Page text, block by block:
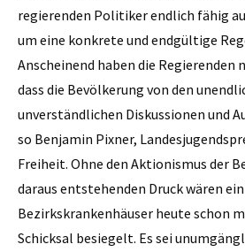
regierenden Politiker endlich fähig
um eine konkrete und endgültige
Anscheinend haben die
dass die Bevölkerung von den
unverständlichen Diskussionen und
so Benjamin Pixner,
Freiheit. Ohne den Aktionismus der
daraus entstehenden Druck wären
Bezirkskrankenhäuser heute schon
Schicksal besiegelt. Es sei